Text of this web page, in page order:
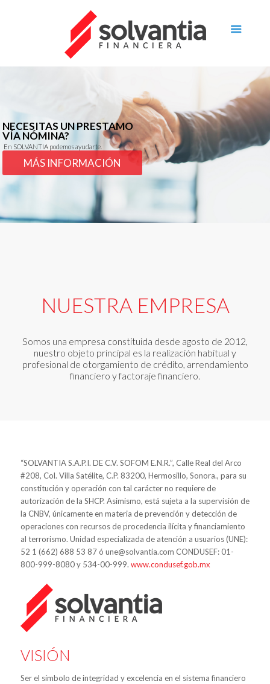
NECESITAS UN PRESTAMO
VÍA NÓMINA?
En SOLVANTIA podemos ayudarte.
MÁS INFORMACIÓN
NUESTRA EMPRESA
Somos una empresa constituida desde agosto de 2012,
nuestro objeto principal es la realización habitual y
profesional de otorgamiento de crédito, arrendamiento
financiero y factoraje financiero.
“SOLVANTIA S.A.P.I. DE C.V. SOFOM E.N.R.”, Calle Real del Arco
#208, Col. Villa Satélite, C.P. 83200, Hermosillo, Sonora., para su
constitución y operación con tal carácter no requiere de
autorización de la SHCP. Asimismo, está sujeta a la supervisión de
la CNBV, únicamente en materia de prevención y detección de
operaciones con recursos de procedencia ilícita y financiamiento
al terrorismo. Unidad especializada de atención a usuarios (UNE):
52 1 (662) 688 53 87 ó une@solvantia.com CONDUSEF: 01-
800-999-8080 y 534-00-999. www.condusef.gob.mx
VISIÓN
Ser el símbolo de integridad y excelencia en el sistema financiero